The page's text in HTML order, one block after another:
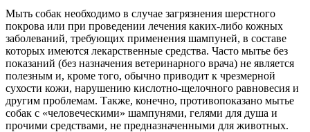
Мыть собак необходимо в случае загрязнения шерстного
покрова или при проведении лечения каких-либо кожных
заболеваний, требующих применения шампуней, в составе
которых имеются лекарственные средства. Часто мытье без
показаний (без назначения ветеринарного врача) не является
полезным и, кроме того, обычно приводит к чрезмерной
сухости кожи, нарушению кислотно-щелочного равновесия и
другим проблемам. Также, конечно, противопоказано мытье
собак с «человеческими» шампунями, гелями для душа и
прочими средствами, не предназначенными для животных.